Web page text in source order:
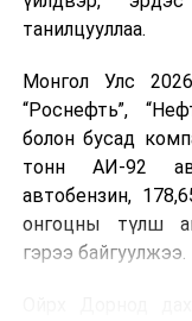
танилцууллаа.
Монгол Улс
“Роснефть”,
болон бусад
тонн АИ-92
автобензин,
онгоцны түлш
гэрээ байгуулжээ.